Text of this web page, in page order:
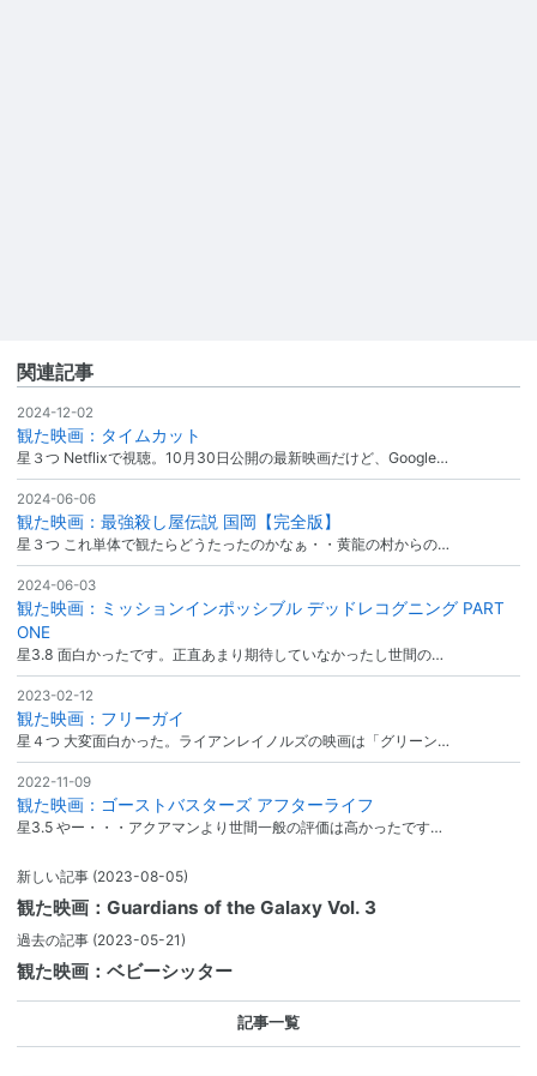
関連記事
2024-12-02
観た映画：タイムカット
星３つ Netflixで視聴。10月30日公開の最新映画だけど、Google…
2024-06-06
観た映画：最強殺し屋伝説 国岡【完全版】
星３つ これ単体で観たらどうたったのかなぁ・・黄龍の村からの…
2024-06-03
観た映画：ミッションインポッシブル デッドレコグニング PART
ONE
星3.8 面白かったです。正直あまり期待していなかったし世間の…
2023-02-12
観た映画：フリーガイ
星４つ 大変面白かった。ライアンレイノルズの映画は「グリーン…
2022-11-09
観た映画：ゴーストバスターズ アフターライフ
星3.5 やー・・・アクアマンより世間一般の評価は高かったです…
新しい記事 (2023-08-05)
観た映画：Guardians of the Galaxy Vol. 3
過去の記事 (2023-05-21)
観た映画：ベビーシッター
記事一覧